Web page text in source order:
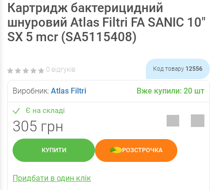
Картридж бактерицидний
шнуровий Atlas Filtri FA SANIC 10"
SX 5 mcr (SA5115408)
0 відгуків Код товару 12556
Виробник: Atlas Filtri Вже купили: 20 шт
Є на складі
305 грн
КУПИТИ РОЗСТРОЧКА
Придбати в один клік